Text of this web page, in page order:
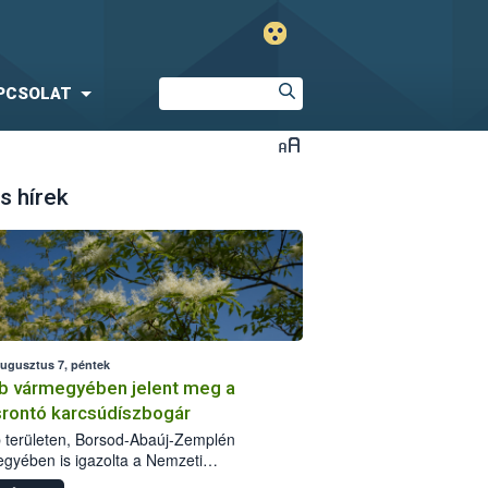
hírek
7, péntek
vármegyében jelent meg a
karcsúdíszbogár
területen, Borsod-Abaúj-Zemplén
is igazolta a Nemzeti
biztonsági Hivatal (Nébih) a